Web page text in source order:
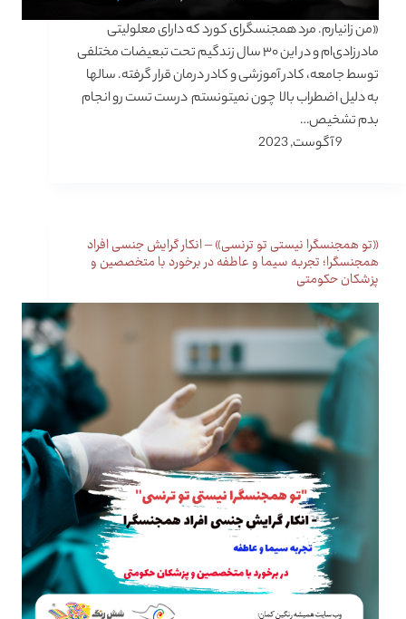
«من زانیارم. مرد همجنسگرای کورد که دارای معلولیتی
مادرزادی‌ام و در این ۳۰ سال زندگیم تحت تبعیضات مختلفی
توسط جامعه، کادر آموزشی و کادر درمان قرار گرفته. سالها
به دلیل اضطراب بالا چون نمیتونستم درست تست رو انجام
بدم تشخیص…
9 آگوست, 2023
«تو همجنسگرا نیستی تو ترنسی» – انکار گرایش جنسی افراد
همجنسگرا؛ تجربه سیما و عاطفه در برخورد با متخصصین و
پزشکان حکومتی